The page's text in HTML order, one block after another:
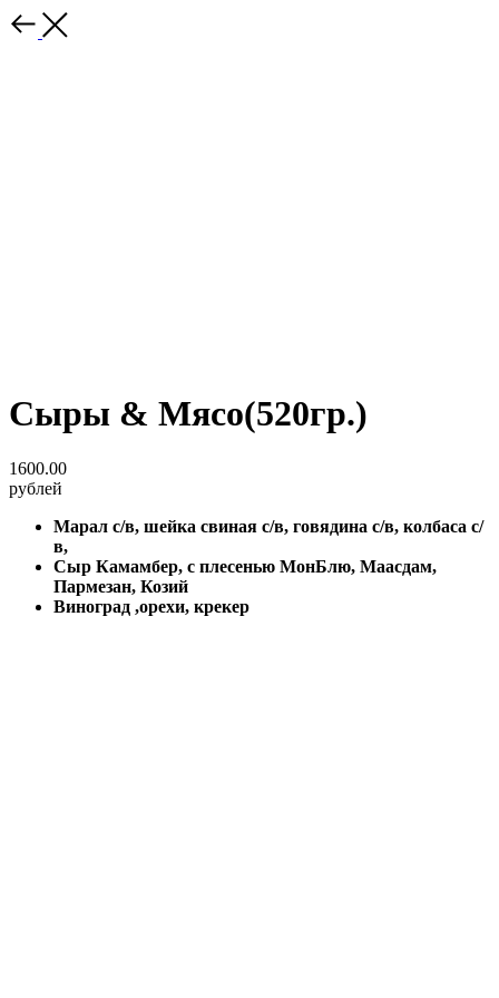
Сыры & Мясо(520гр.)
1600.00
рублей
Марал с/в, шейка свиная с/в, говядина с/в, колбаса с/
в,
Сыр Камамбер, с плесенью МонБлю, Маасдам,
Пармезан, Козий
Виноград ,орехи, крекер